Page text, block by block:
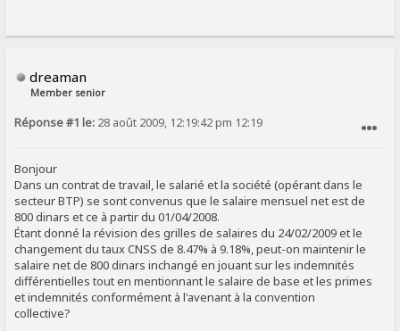
dreaman
Member senior
Réponse #1 le: 28 août 2009, 12:19:42 pm 12:19
Bonjour
Dans un contrat de travail, le salarié et la société (opérant dans le
secteur BTP) se sont convenus que le salaire mensuel net est de
800 dinars et ce à partir du 01/04/2008.
Étant donné la révision des grilles de salaires du 24/02/2009 et le
changement du taux CNSS de 8.47% à 9.18%, peut-on maintenir le
salaire net de 800 dinars inchangé en jouant sur les indemnités
différentielles tout en mentionnant le salaire de base et les primes
et indemnités conformément à l'avenant à la convention
collective?